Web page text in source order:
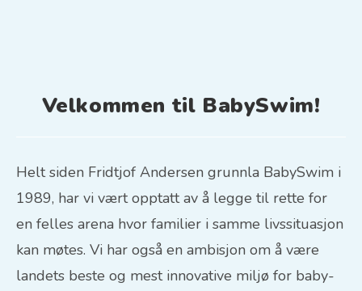
Velkommen til BabySwim!
Helt siden Fridtjof Andersen grunnla BabySwim i
1989, har vi vært opptatt av å legge til rette for
en felles arena hvor familier i samme livssituasjon
kan møtes. Vi har også en ambisjon om å være
landets beste og mest innovative miljø for baby-